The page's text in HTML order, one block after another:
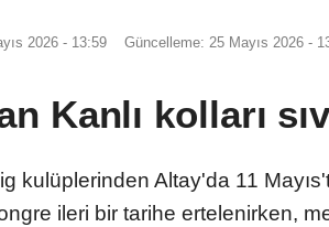
2026 - 13:59 Güncelleme: 25 Mayıs 2026 -
Kanlı kolları
kulüplerinden Altay'da 11
ileri bir tarihe ertelenirken,